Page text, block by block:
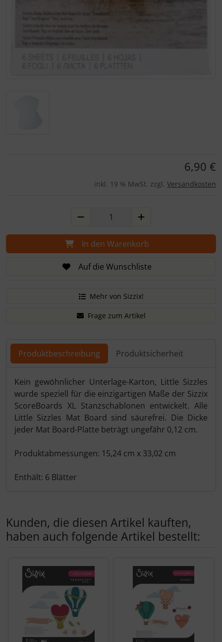
6,90 €
inkl. 19 % MwSt. zzgl. Versandkosten
In den Warenkorb
Auf die Wunschliste
Mehr von Sizzix!
Frage zum Artikel
Produktbeschreibung Produktsicherheit
Produktbeschreibung
Kein gewöhnlicher Unterlage-Karton, Little Sizzles
wurde speziell für die einzigartigen Maße der Sizzix
ScoreBoards XL Stanzschablonen entwickelt. Alle
Little Sizzles Mat Board sind säurefrei. Die Dicke
jeder Mat Board-Platte beträgt ungefähr 0,12 cm.
Produktabmessungen: 15,24 cm x 33,02 cm
Enthält: 6 Blätter
Kunden, die diesen Artikel kauften,
haben auch folgende Artikel bestellt: